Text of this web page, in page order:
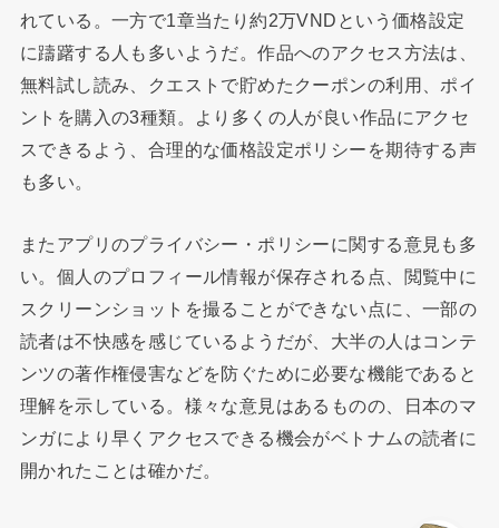
れている。一方で1章当たり約2万VNDという価格設定
に躊躇する人も多いようだ。作品へのアクセス方法は、
無料試し読み、クエストで貯めたクーポンの利用、ポイ
ントを購入の3種類。より多くの人が良い作品にアクセ
スできるよう、合理的な価格設定ポリシーを期待する声
も多い。
またアプリのプライバシー・ポリシーに関する意見も多
い。個人のプロフィール情報が保存される点、閲覧中に
スクリーンショットを撮ることができない点に、一部の
読者は不快感を感じているようだが、大半の人はコンテ
ンツの著作権侵害などを防ぐために必要な機能であると
理解を示している。様々な意見はあるものの、日本のマ
ンガにより早くアクセスできる機会がベトナムの読者に
開かれたことは確かだ。